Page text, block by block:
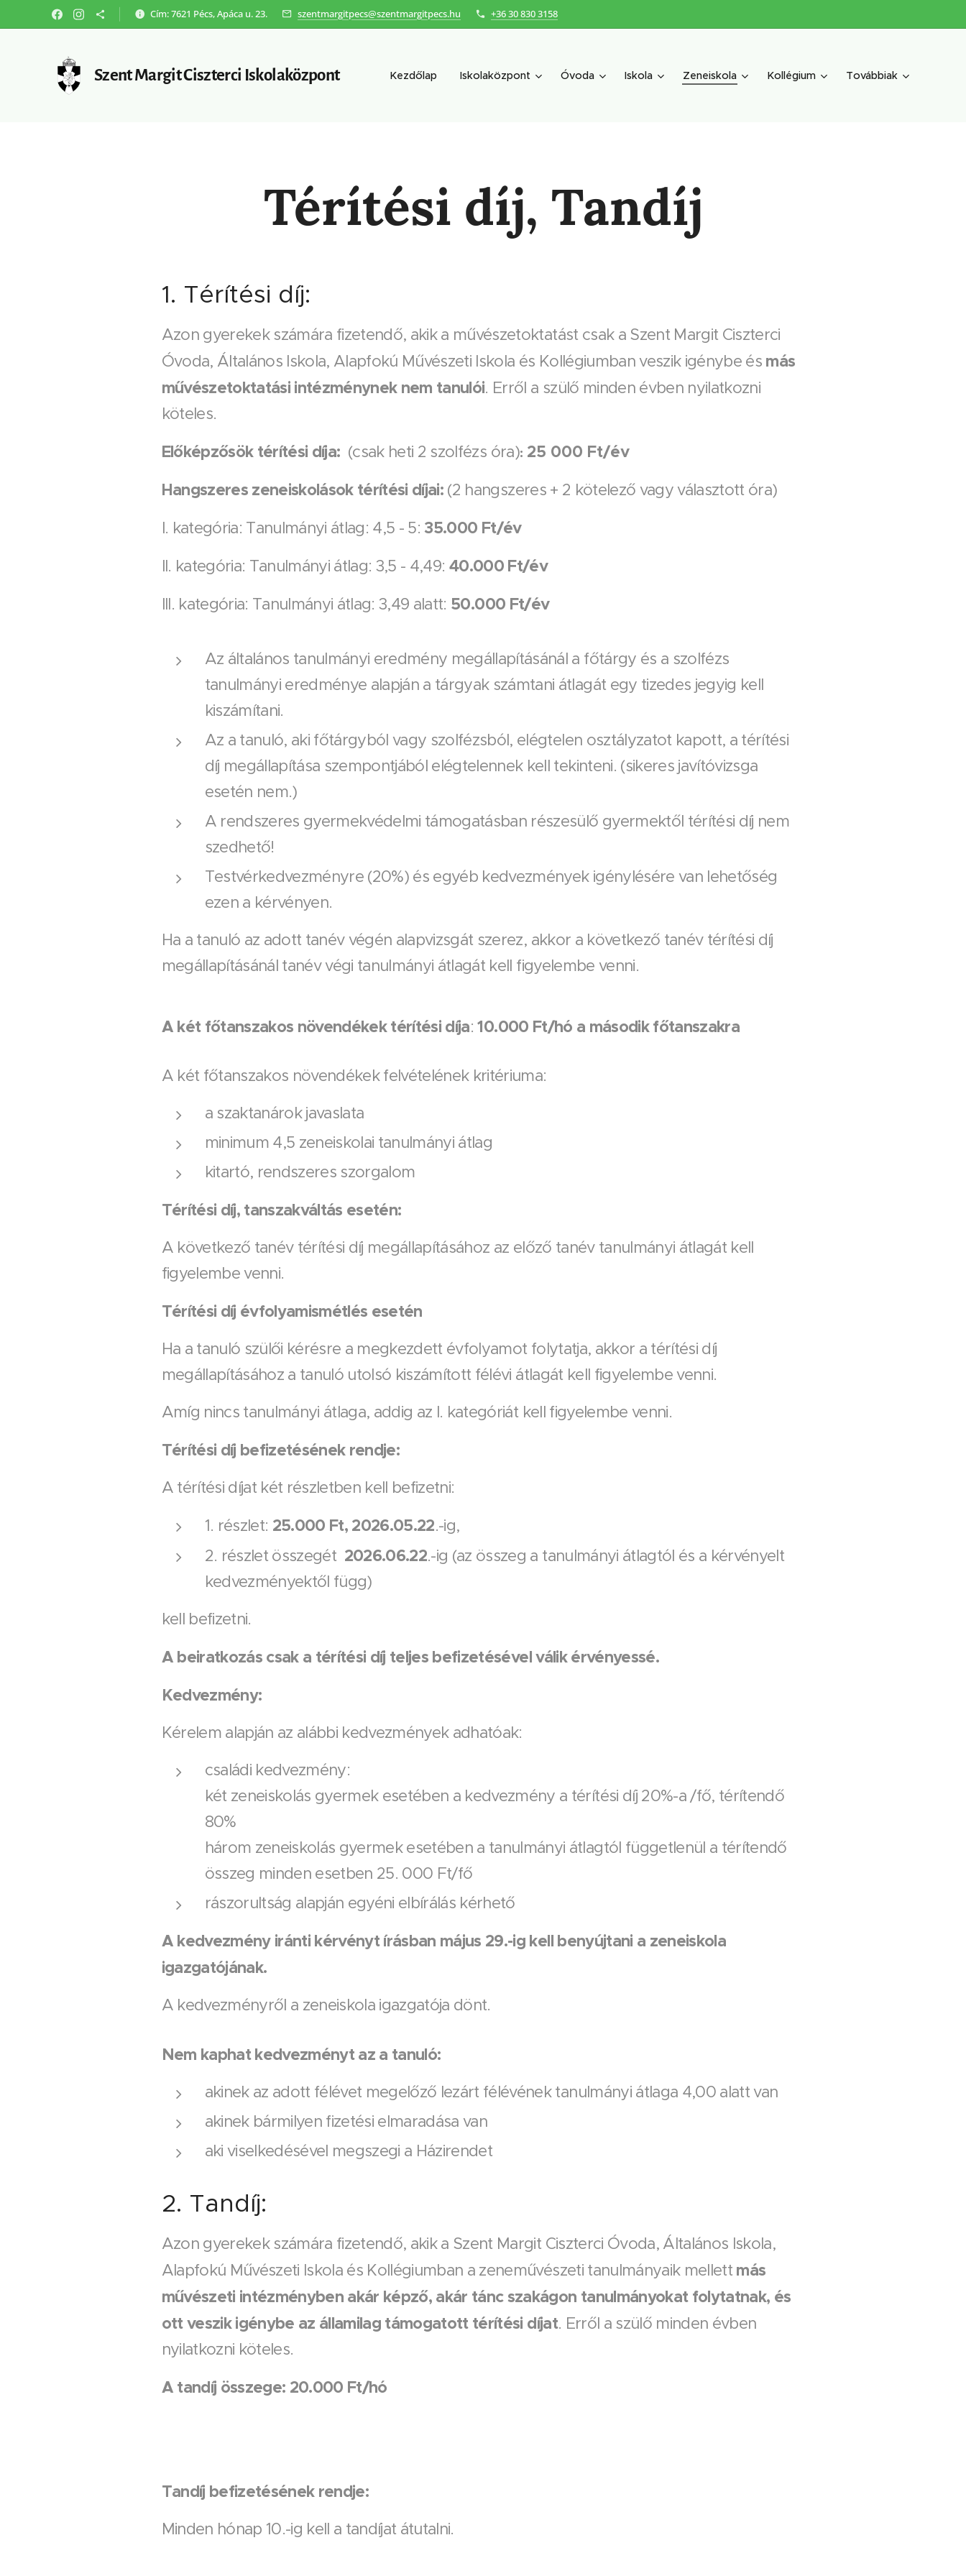
Cím: 7621 Pécs, Apáca u. 23. szentmargitpecs@szentmargitpecs.hu +36 30 830 3158
Szent Margit Ciszterci Iskolaközpont Kezdőlap Iskolaközpont Óvoda Iskola Zeneiskola Kollégium Továbbiak
Térítési díj, Tandíj
1. Térítési díj:
Azon gyerekek számára fizetendő, akik a művészetoktatást csak a Szent Margit Ciszterci
Óvoda, Általános Iskola, Alapfokú Művészeti Iskola és Kollégiumban veszik igénybe és más
művészetoktatási intézménynek nem tanulói. Erről a szülő minden évben nyilatkozni
köteles.
Előképzősök térítési díja: (csak heti 2 szolfézs óra): 25 000 Ft/év
Hangszeres zeneiskolások térítési díjai: (2 hangszeres + 2 kötelező vagy választott óra)
I. kategória: Tanulmányi átlag: 4,5 - 5: 35.000 Ft/év
II. kategória: Tanulmányi átlag: 3,5 - 4,49: 40.000 Ft/év
III. kategória: Tanulmányi átlag: 3,49 alatt: 50.000 Ft/év
Az általános tanulmányi eredmény megállapításánál a főtárgy és a szolfézs
tanulmányi eredménye alapján a tárgyak számtani átlagát egy tizedes jegyig kell
kiszámítani.
Az a tanuló, aki főtárgyból vagy szolfézsból, elégtelen osztályzatot kapott, a térítési
díj megállapítása szempontjából elégtelennek kell tekinteni. (sikeres javítóvizsga
esetén nem.)
A rendszeres gyermekvédelmi támogatásban részesülő gyermektől térítési díj nem
szedhető!
Testvérkedvezményre (20%) és egyéb kedvezmények igénylésére van lehetőség
ezen a kérvényen.
Ha a tanuló az adott tanév végén alapvizsgát szerez, akkor a következő tanév térítési díj
megállapításánál tanév végi tanulmányi átlagát kell figyelembe venni.
A két főtanszakos növendékek térítési díja:10.000 Ft/hó a második főtanszakra
A két főtanszakos növendékek felvételének kritériuma:
a szaktanárok javaslata
minimum 4,5 zeneiskolai tanulmányi átlag
kitartó, rendszeres szorgalom
Térítési díj, tanszakváltás esetén:
A következő tanév térítési díj megállapításához az előző tanév tanulmányi átlagát kell
figyelembe venni.
Térítési díj évfolyamismétlés esetén
Ha a tanuló szülői kérésre a megkezdett évfolyamot folytatja, akkor a térítési díj
megállapításához a tanuló utolsó kiszámított félévi átlagát kell figyelembe venni.
Amíg nincs tanulmányi átlaga, addig az I. kategóriát kell figyelembe venni.
Térítési díj befizetésének rendje:
A térítési díjat két részletben kell befizetni:
1. részlet: 25.000 Ft, 2026.05.22.-ig,
2. részlet összegét 2026.06.22.-ig (az összeg a tanulmányi átlagtól és a kérvényelt
kedvezményektől függ)
kell befizetni.
A beiratkozás csak a térítési díj teljes befizetésével válik érvényessé.
Kedvezmény:
Kérelem alapján az alábbi kedvezmények adhatóak:
családi kedvezmény:
két zeneiskolás gyermek esetében a kedvezmény a térítési díj 20%-a /fő, térítendő
80%
három zeneiskolás gyermek esetében a tanulmányi átlagtól függetlenül a térítendő
összeg minden esetben 25. 000 Ft/fő
rászorultság alapján egyéni elbírálás kérhető
A kedvezmény iránti kérvényt írásban május 29.-ig kell benyújtani a zeneiskola
igazgatójának.
A kedvezményről a zeneiskola igazgatója dönt.
Nem kaphat kedvezményt az a tanuló:
akinek az adott félévet megelőző lezárt félévének tanulmányi átlaga 4,00 alatt van
akinek bármilyen fizetési elmaradása van
aki viselkedésével megszegi a Házirendet
2. Tandíj:
Azon gyerekek számára fizetendő, akik a Szent Margit Ciszterci Óvoda, Általános Iskola,
Alapfokú Művészeti Iskola és Kollégiumban a zeneművészeti tanulmányaik mellett más
művészeti intézményben akár képző, akár tánc szakágon tanulmányokat folytatnak, és
ott veszik igénybe az államilag támogatott térítési díjat. Erről a szülő minden évben
nyilatkozni köteles.
A tandíj összege: 20.000 Ft/hó
Tandíj befizetésének rendje:
Minden hónap 10.-ig kell a tandíjat átutalni.